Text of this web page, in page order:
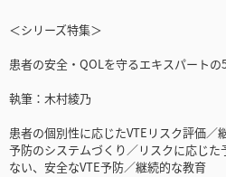
＜シリーズ特集＞
患者の安全・QOLを守るエキスパートの
執筆：木村綾乃
患者の個別性に応じたVTEリスク評価／
予防のシステムづくり／リスクに応じ
ない、安全なVTE予防／継続的な教育